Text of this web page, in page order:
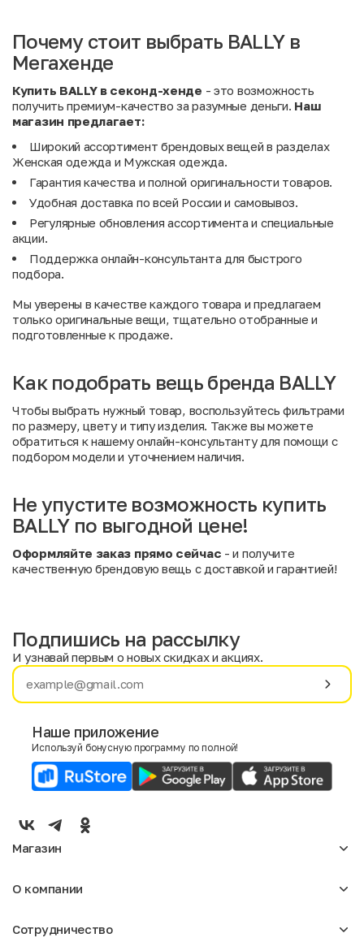
Почему стоит выбрать BALLY в
Мегахенде
Купить BALLY в секонд-хенде - это возможность
получить премиум-качество за разумные деньги. Наш
магазин предлагает:
Широкий ассортимент брендовых вещей в разделах
Женская одежда и Мужская одежда.
Гарантия качества и полной оригинальности товаров.
Удобная доставка по всей России и самовывоз.
Регулярные обновления ассортимента и специальные
акции.
Поддержка онлайн-консультанта для быстрого
подбора.
Мы уверены в качестве каждого товара и предлагаем
только оригинальные вещи, тщательно отобранные и
подготовленные к продаже.
Как подобрать вещь бренда BALLY
Чтобы выбрать нужный товар, воспользуйтесь фильтрами
по размеру, цвету и типу изделия. Также вы можете
обратиться к нашему онлайн-консультанту для помощи с
подбором модели и уточнением наличия.
Не упустите возможность купить
BALLY по выгодной цене!
Оформляйте заказ прямо сейчас - и получите
качественную брендовую вещь с доставкой и гарантией!
Имя
E-mail
Мужской
Подпишись на рассылку
И узнавай первым о новых скидках и акциях.
Наше приложение
Используй бонусную программу по полной!
Магазин
Мужское
О компании
Отзывы
Сотрудничество